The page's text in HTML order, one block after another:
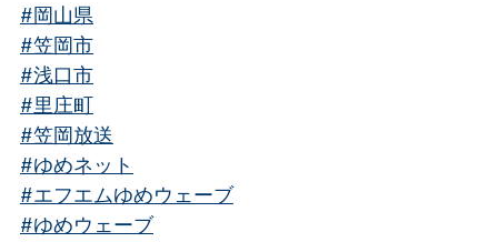
#岡山県
#笠岡市
#浅口市
#里庄町
#笠岡放送
#ゆめネット
#エフエムゆめウェーブ
#ゆめウェーブ